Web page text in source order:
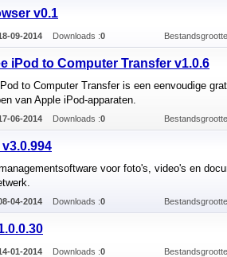
v0.1
09-2014 Downloads :0
iPod to Computer Transfer v1.0.6
to Computer Transfer is een eenvoudige
van Apple iPod-apparaten.
06-2014 Downloads :0
voor foto's, video's en
04-2014 Downloads :0
01-2014 Downloads :0